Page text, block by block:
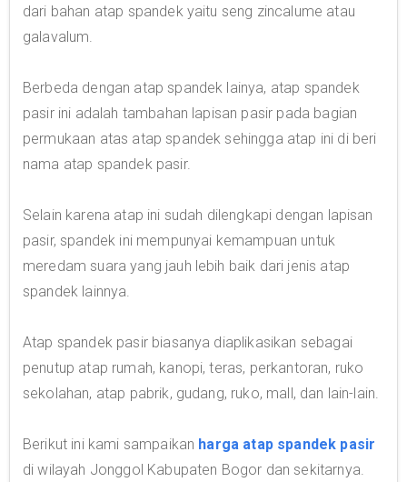
dari bahan atap spandek yaitu seng zincalume atau
galavalum.
Berbeda dengan atap spandek lainya, atap spandek
pasir ini adalah tambahan lapisan pasir pada bagian
permukaan atas atap spandek sehingga atap ini di beri
nama atap spandek pasir.
Selain karena atap ini sudah dilengkapi dengan lapisan
pasir, spandek ini mempunyai kemampuan untuk
meredam suara yang jauh lebih baik dari jenis atap
spandek lainnya.
Atap spandek pasir biasanya diaplikasikan sebagai
penutup atap rumah, kanopi, teras, perkantoran, ruko
sekolahan, atap pabrik, gudang, ruko, mall, dan lain-lain.
Berikut ini kami sampaikan harga atap spandek pasir
di wilayah Jonggol Kabupaten Bogor dan sekitarnya.